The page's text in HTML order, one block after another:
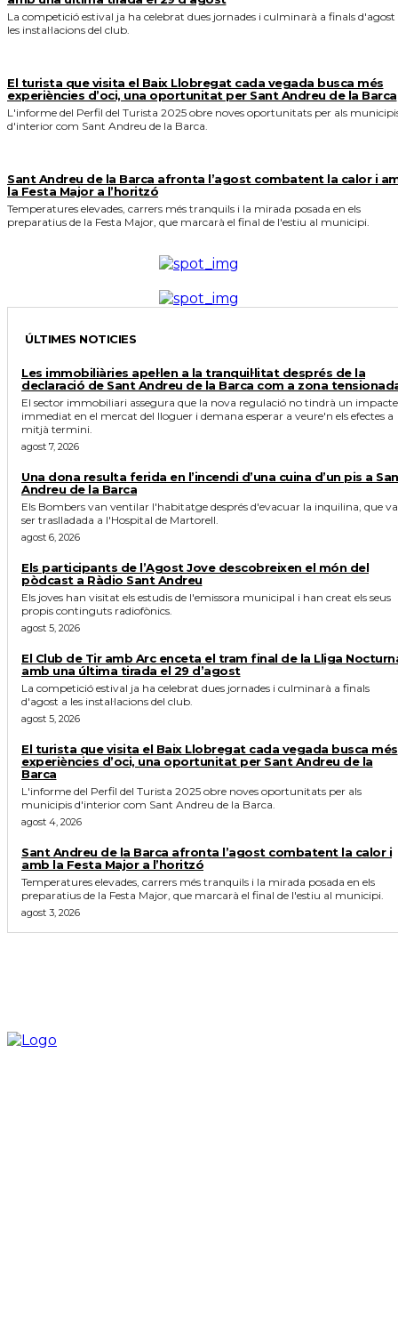
La competició estival ja ha celebrat dues jornades i culminarà a finals d'agost
les instal·lacions del club.
El turista que visita el Baix Llobregat cada vegada busca més
experiències d’oci, una oportunitat per Sant Andreu de la Barca
L'informe del Perfil del Turista 2025 obre noves oportunitats per als
d'interior com Sant Andreu de la Barca.
Sant Andreu de la Barca afronta l’agost combatent la calor i
la Festa Major a l’horitzó
Temperatures elevades, carrers més tranquils i la mirada posada en els
preparatius de la Festa Major, que marcarà el final de l'estiu al municipi.
ÚLTIMES NOTICIES
Les immobiliàries apel·len a la tranquil·litat després de la
declaració de Sant Andreu de la Barca com a zona
El sector immobiliari assegura que la nova regulació no tindrà un impacte
immediat en el mercat del lloguer i demana esperar a veure'n els efectes a
mitjà termini.
agost 7, 2026
Una dona resulta ferida en l’incendi d’una cuina d’un pis a
Andreu de la Barca
Els Bombers van ventilar l'habitatge després d'evacuar la inquilina, que va
ser traslladada a l'Hospital de Martorell.
agost 6, 2026
Els participants de l’Agost Jove descobreixen el món del
pòdcast a Ràdio Sant Andreu
Els joves han visitat els estudis de l'emissora municipal i han creat els seus
propis continguts radiofònics.
agost 5, 2026
El Club de Tir amb Arc enceta el tram final de la Lliga
amb una última tirada el 29 d’agost
La competició estival ja ha celebrat dues jornades i culminarà a finals
d'agost a les instal·lacions del club.
agost 5, 2026
El turista que visita el Baix Llobregat cada vegada busca més
experiències d’oci, una oportunitat per Sant Andreu de la
Barca
L'informe del Perfil del Turista 2025 obre noves oportunitats per als
municipis d'interior com Sant Andreu de la Barca.
agost 4, 2026
Sant Andreu de la Barca afronta l’agost combatent la calor i
amb la Festa Major a l’horitzó
Temperatures elevades, carrers més tranquils i la mirada posada en els
preparatius de la Festa Major, que marcarà el final de l'estiu al municipi.
agost 3, 2026